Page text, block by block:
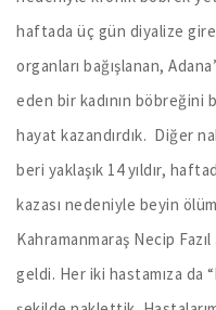
haftada üç gün diyalize
organları bağışlanan,
eden bir kadının böbreğini
hayat kazandırdık. Diğer
beri yaklaşık 14 yıldır,
kazası nedeniyle beyin
Kahramanmaraş Necip
geldi. Her iki hastamıza da